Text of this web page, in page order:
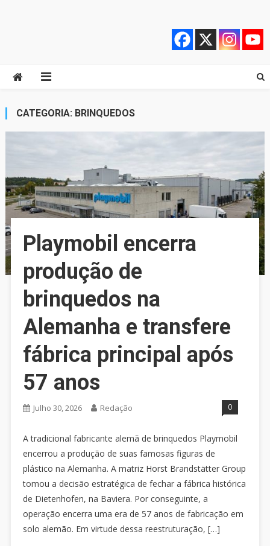
Quebrando o Controle
CATEGORIA: BRINQUEDOS
Playmobil encerra
produção de
brinquedos na
Alemanha e transfere
fábrica principal após
57 anos
Julho 30, 2026 Redação 0
A tradicional fabricante alemã de brinquedos Playmobil
encerrou a produção de suas famosas figuras de
plástico na Alemanha. A matriz Horst Brandstätter Group
tomou a decisão estratégica de fechar a fábrica histórica
de Dietenhofen, na Baviera. Por conseguinte, a
operação encerra uma era de 57 anos de fabricação em
solo alemão. Em virtude dessa reestruturação, […]